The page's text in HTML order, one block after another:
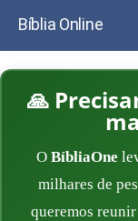
Bíblia Online
🙏
O BíbliaOne
milhares de
queremos reunir